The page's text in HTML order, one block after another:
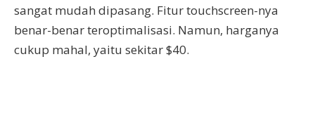
sangat mudah dipasang. Fitur touchscreen-nya
benar-benar teroptimalisasi. Namun, harganya
cukup mahal, yaitu sekitar $40.